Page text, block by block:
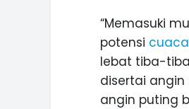
“Memasuki
potensi
lebat tiba-
disertai angin
angin puting